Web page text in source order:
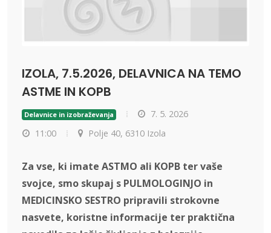
IZOLA, 7.5.2026, DELAVNICA NA TEMO
ASTME IN KOPB
Delavnice in izobraževanja
7. 5. 2026
11:00
Polje 40, 6310 Izola
Za vse, ki imate ASTMO ali KOPB ter vaše
svojce, smo skupaj s PULMOLOGINJO in
MEDICINSKO SESTRO pripravili strokovne
nasvete, koristne informacije ter praktična